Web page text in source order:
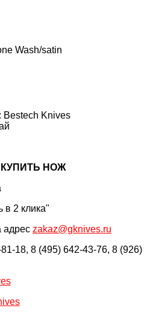
Wash/satin
Bestech Knives
КУПИТЬ НОЖ
в 2 клика"
адрес zakaz@gknives.ru
18, 8 (495) 642-43-76, 8 (926)